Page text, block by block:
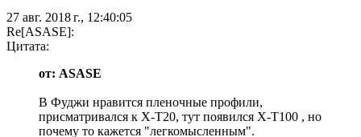
27 авг. 2018 г., 12:40:05
Re[ASASE]:
Цитата:
от: ASASE
В Фуджи нравится пленочные профили,
присматривался к X-T20, тут появился X-T100 , но
почему то кажется "легкомысленным".